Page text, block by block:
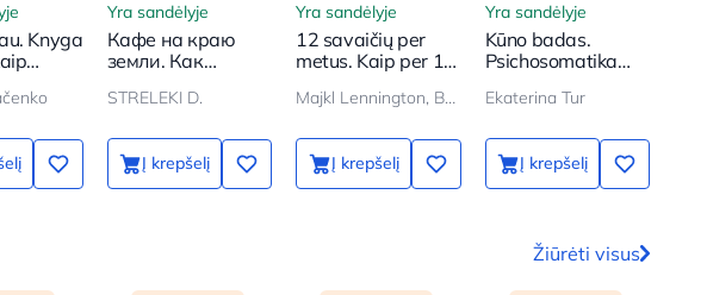
Knyga
Yra sandėlyje
Кафе на краю
земли. Как
по течению и
ты живешь
STRELEKI D.
Į krepšelį
Yra sandėlyje
12 savaičių per
metus. Kaip per 12
daugiau, nei kiti
mėnesių
Majkl Lennington, Brajan Moran
Į krepšelį
Yra sandėlyje
Kūno badas.
Psichosomatika
Kaip nustoti guosti
perprogramuoti
smegenis lieknumui
Ekaterina Tur
Į krepšelį
Žiūrėti visus